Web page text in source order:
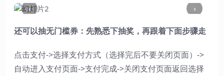
‹
›
还可以抽无门槛券：先熟悉下抽奖，再跟着下面步骤走
点击支付->选择支付方式（选择完后不要关闭页面）->
自动进入支付页面->支付完成->关闭支付页面返回选择